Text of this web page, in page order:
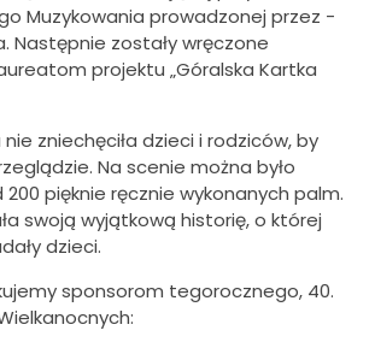
Muzykowania prowadzonej przez -
Następnie zostały wręczone
projektu „Góralska Kartka
zniechęciła dzieci i rodziców, by
Na scenie można było
pięknie ręcznie wykonanych palm.
swoją wyjątkową historię, o której
dzieci.
sponsorom tegorocznego, 40.